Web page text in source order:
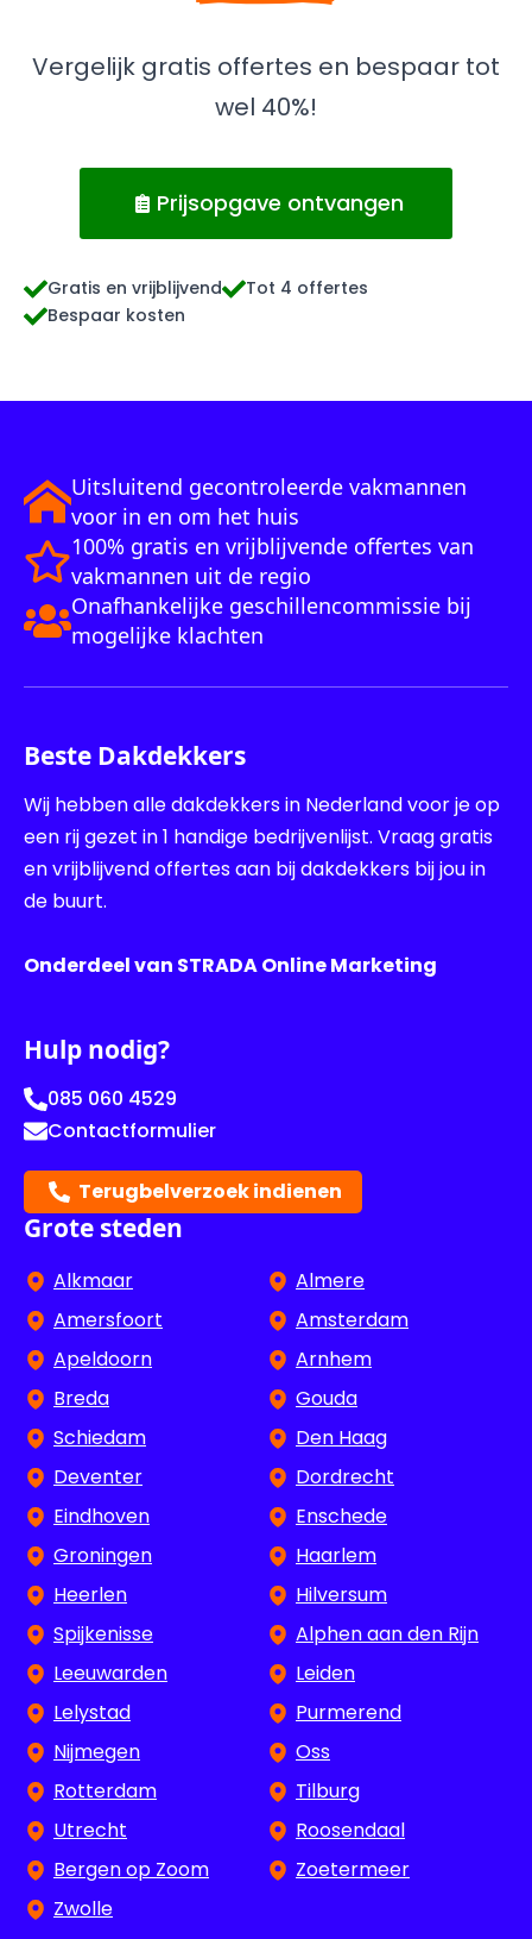
Vergelijk gratis offertes en bespaar tot
wel 40%!
Prijsopgave ontvangen
Gratis en vrijblijvend
Tot 4 offertes
Bespaar kosten
Uitsluitend gecontroleerde vakmannen
voor in en om het huis
100% gratis en vrijblijvende offertes van
vakmannen uit de regio
Onafhankelijke geschillencommissie bij
mogelijke klachten
Beste Dakdekkers
Wij hebben alle dakdekkers in Nederland voor je op
een rij gezet in 1 handige bedrijvenlijst. Vraag gratis
en vrijblijvend offertes aan bij dakdekkers bij jou in
de buurt.
Onderdeel van STRADA Online Marketing
Hulp nodig?
085 060 4529
Contactformulier
Terugbelverzoek indienen
Grote steden
Alkmaar
Almere
Amersfoort
Amsterdam
Apeldoorn
Arnhem
Breda
Gouda
Schiedam
Den Haag
Deventer
Dordrecht
Eindhoven
Enschede
Groningen
Haarlem
Heerlen
Hilversum
Spijkenisse
Alphen aan den Rijn
Leeuwarden
Leiden
Lelystad
Purmerend
Nijmegen
Oss
Rotterdam
Tilburg
Utrecht
Roosendaal
Bergen op Zoom
Zoetermeer
Zwolle